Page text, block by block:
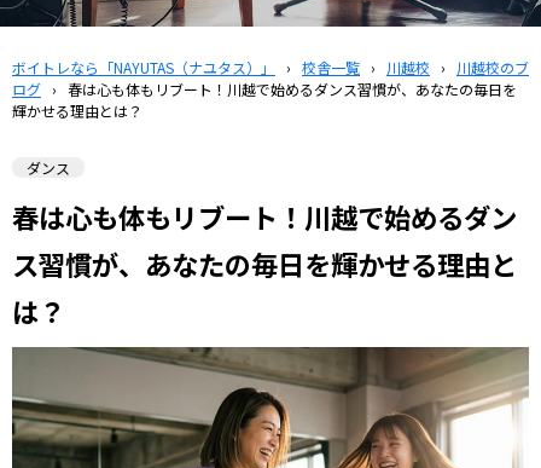
ボイトレなら「NAYUTAS（ナユタス）」 › 校舎一覧 › 川越校 ›
川越校のブ
ログ ›
春は心も体もリブート！川越で始めるダンス習慣が、あなたの毎日を
輝かせる理由とは？
ダンス
春は心も体もリブート！川越で始めるダン
ス習慣が、あなたの毎日を輝かせる理由と
は？